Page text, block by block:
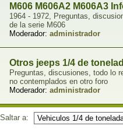
M606 M606A2 M606A3
1964 - 1972, Preguntas,
de la serie M606
Moderador: administrador
Otros jeeps 1/4 de
Preguntas, discusiones, todo lo
no contemplados en otro foro
Moderador: administrador
Saltar a: